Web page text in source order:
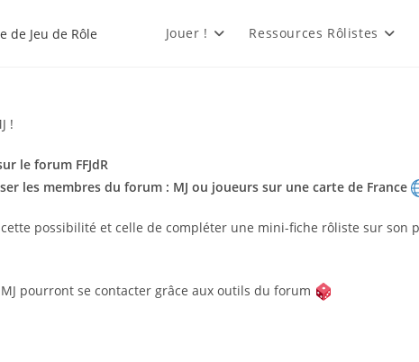
Jouer ! Ressources Rôlistes
!
le forum FFJdR
les membres du forum : MJ ou joueurs sur une carte de France
possibilité et celle de compléter une mini-fiche rôliste sur
pourront se contacter grâce aux outils du forum